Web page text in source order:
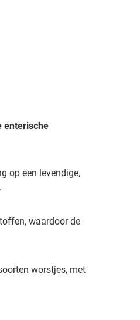
enterische
op een levendige,
waardoor de
worstjes, met